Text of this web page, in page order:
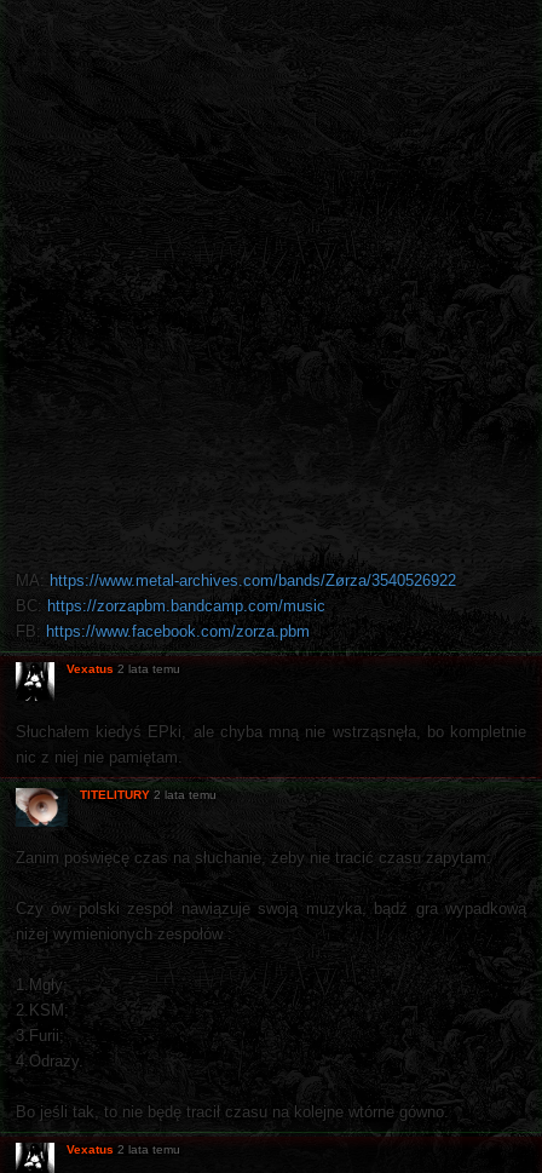
MA: https://www.metal-archives.com/bands/Zørza/3540526922
BC: https://zorzapbm.bandcamp.com/music
FB: https://www.facebook.com/zorza.pbm
Vexatus 2 lata temu
Słuchałem kiedyś EPki, ale chyba mną nie wstrząsnęła, bo kompletnie
nic z niej nie pamiętam.
TITELITURY 2 lata temu
Zanim poświęcę czas na słuchanie, żeby nie tracić czasu zapytam:
Czy ów polski zespół nawiązuje swoją muzyka, bądź gra wypadkową
niżej wymienionych zespołów :
1.Mgły;
2.KSM;
3.Furii;
4.Odrazy.
Bo jeśli tak, to nie będę tracił czasu na kolejne wtórne gówno.
Vexatus 2 lata temu